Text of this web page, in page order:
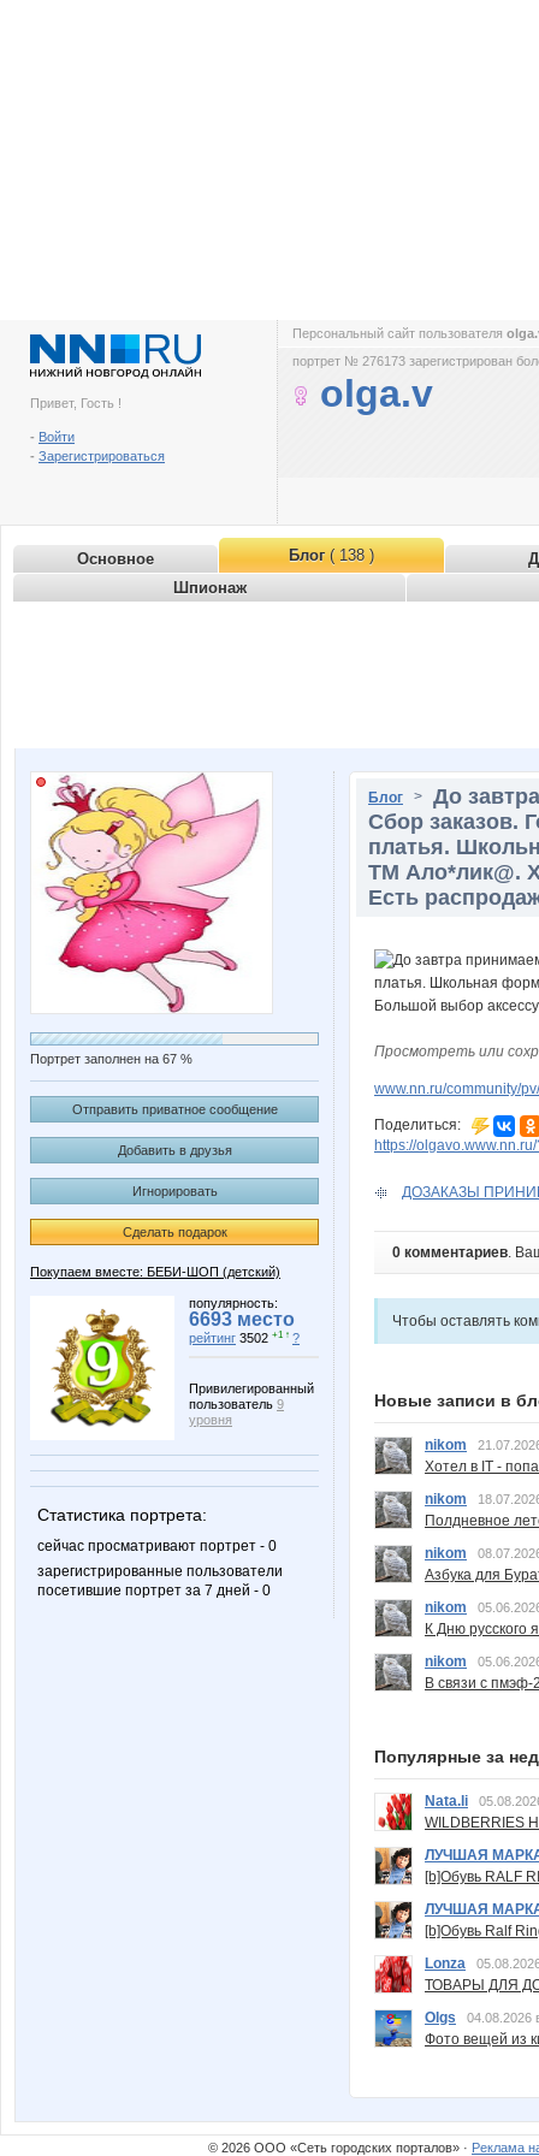
Привет, Гость !
- Войти
- Зарегистрироваться
Персональный сайт пользователя
портрет № 276173 зарегистрирован
olga.v
Основное Блог( 138 )
Шпионаж
Портрет заполнен на 67 %
Отправить приватное сообщение
Добавить в друзья
Игнорировать
Сделать подарок
Покупаем вместе: БЕБИ-ШОП (детский)
популярность:
6693 место
рейтинг 3502 +1 ↑ ?
Привилегированный
пользователь 9
уровня
Статистика портрета:
сейчас просматривают портрет - 0
зарегистрированные пользователи
посетившие портрет за 7 дней - 0
Блог > До
Сбор заказов.
платья.
ТМ Ало*лик@.
Есть
Просмотреть или
www.nn.ru/community/
Поделиться:
https://
ДОЗАКАЗЫ
0 комментариев.
Чтобы оставлять
Новые записи в
nikom
Хотел в IT -
nikom
Полдневное
nikom
Азбука для
nikom
К Дню русского
nikom
В связи с пмэф-
Популярные за
Nata.li
ЛУЧШАЯ
[b]Обувь RALF
ЛУЧШАЯ
[b]Обувь Ralf
Lonza
ТОВАРЫ ДЛЯ
Olgs
04.08.2026
Фото вещей из
© 2026 ООО «Сеть городских порталов» · Реклама